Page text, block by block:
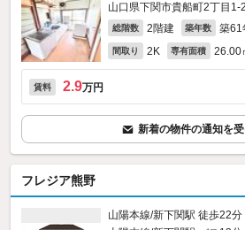
山口県下関市貴船町2丁目1-
総階数 2階建 築年数 築61
間取り 2K 専有面積 26.00
賃料 2.9万円
新着の物件の通知を
フレジア熊野
山陽本線/新下関駅 徒歩22分